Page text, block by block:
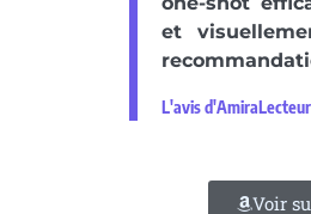
et
L'avis d'AmiraLecteur
Voir